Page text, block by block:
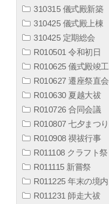
310315 儀式殿新築
310425 儀式殿上棟
310425 定期総会
R010501 令和初日
R010625 儀式殿竣工
R010627 遷座祭直会
R010630 夏越大祓
R010726 合同会議
R010807 七夕まつり
R010908 禊祓行事
R011108 クラフト祭
R011115 新嘗祭
R011225 年末の境内
R011231 師走大祓